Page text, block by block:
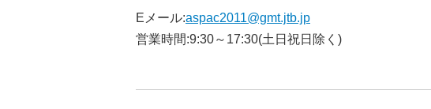
Eメール:aspac2011@gmt.jtb.jp
営業時間:9:30～17:30(土日祝日除く)